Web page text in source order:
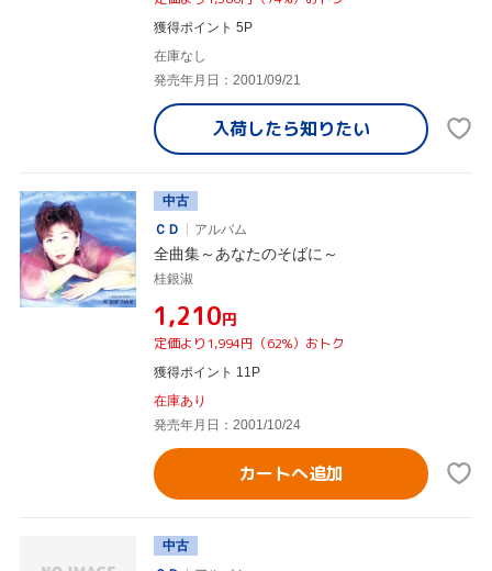
獲得ポイント 5P
在庫なし
発売年月日：2001/09/21
入荷したら知りたい
中古
ＣＤ
アルバム
全曲集～あなたのそばに～
桂銀淑
¥1,210円
定価より1,994円（62%）おトク
獲得ポイント 11P
在庫あり
発売年月日：2001/10/24
カートへ追加
中古